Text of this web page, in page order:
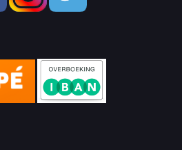
Men Shoes
Appliances